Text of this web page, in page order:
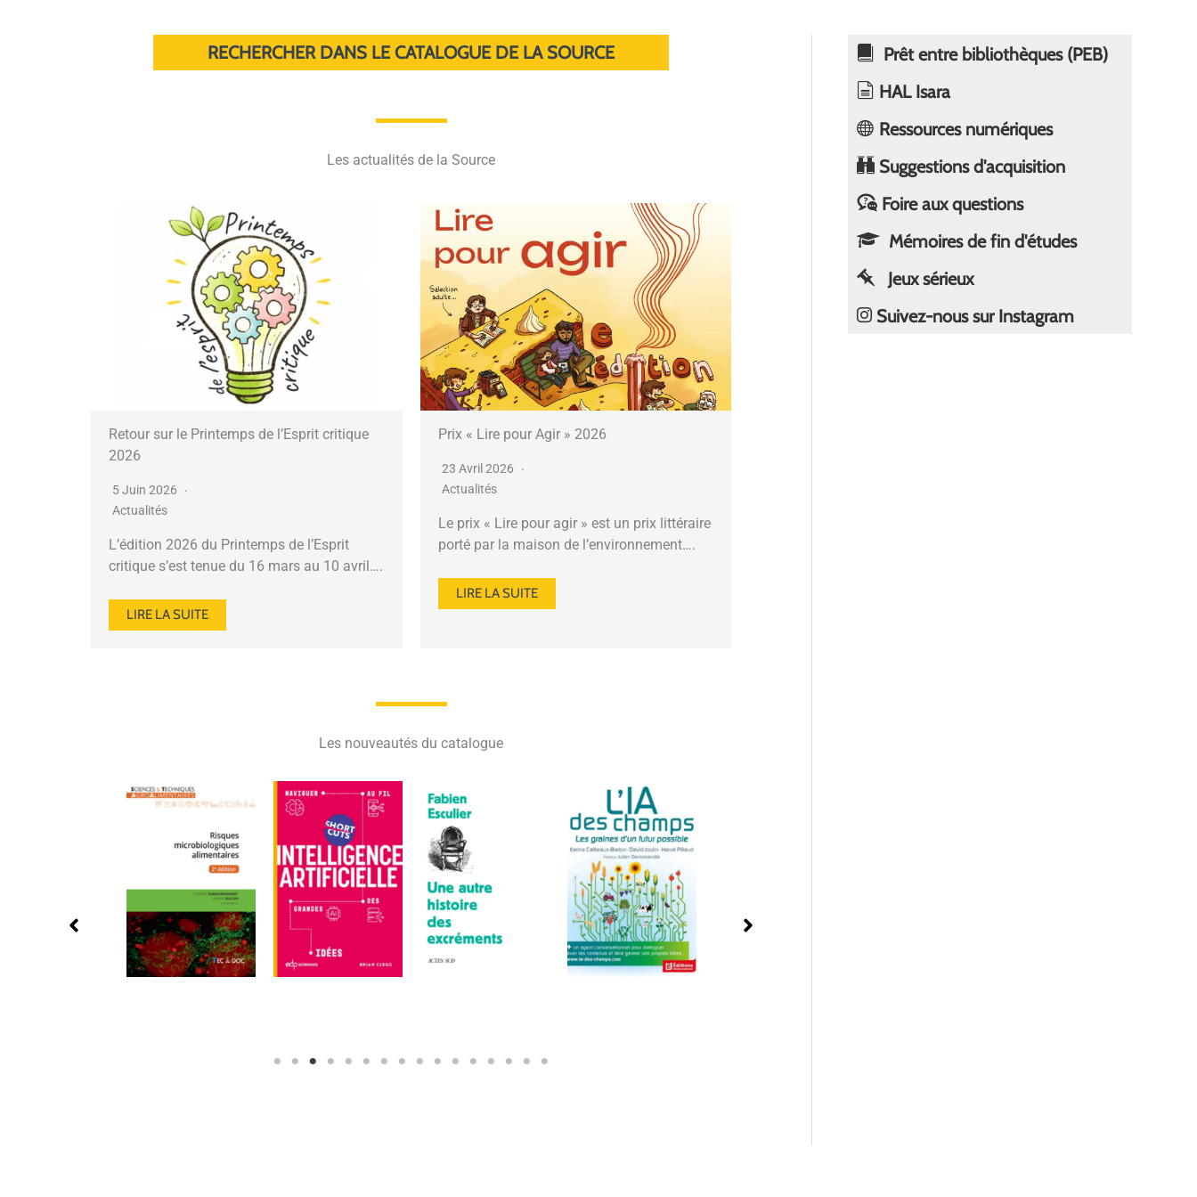
RECHERCHER DANS LE CATALOGUE DE LA SOURCE
Les actualités de la Source
Retour sur le Printemps de l’Esprit critique
2026
5 Juin 2026
Actualités
L’édition 2026 du Printemps de l’Esprit
critique s’est tenue du 16 mars au 10 avril….
LIRE LA SUITE
Prix « Lire pour Agir » 2026
23 Avril 2026
Actualités
Le prix « Lire pour agir » est un prix littéraire
porté par la maison de l’environnement….
LIRE LA SUITE
Les nouveautés du catalogue
Prêt entre bibliothèques (PEB)
HAL Isara
Ressources numériques
Suggestions d'acquisition
Foire aux questions
Mémoires de fin d'études
Jeux sérieux
Suivez-nous sur Instagram